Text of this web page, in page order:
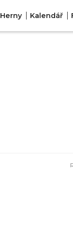
Herny Kalendář